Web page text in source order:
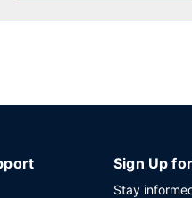
место, чтобы
переговоров.
Sign Up
Stay